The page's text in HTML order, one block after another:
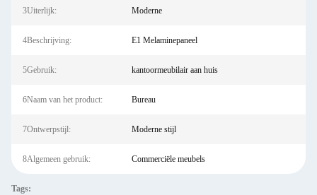
3Uiterlijk: Moderne
4Beschrijving: E1 Melaminepaneel
5Gebruik: kantoormeubilair aan huis
6Naam van het product: Bureau
7Ontwerpstijl: Moderne stijl
8Algemeen gebruik: Commerciële meubels
Tags: